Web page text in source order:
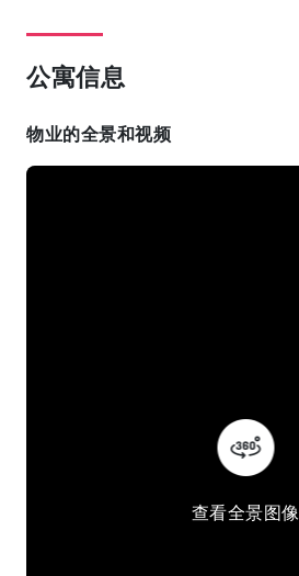
公寓信息
物业的全景和视频
查看全景图像